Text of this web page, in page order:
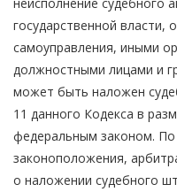
государственной власти,
самоуправления, иными
должностными лицами и
может быть наложен
11 данного Кодекса в
федеральным законом. По
законоположения,
о наложении судебного